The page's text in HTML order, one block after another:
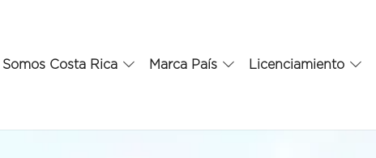
Somos Costa Rica Marca País Licenciamiento